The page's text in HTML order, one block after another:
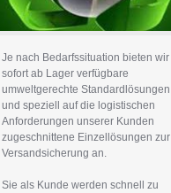
Je nach Bedarfssituation bieten wir
sofort ab Lager verfügbare
umweltgerechte Standardlösungen
und speziell auf die logistischen
Anforderungen unserer Kunden
zugeschnittene Einzellösungen zur
Versandsicherung an.
Sie als Kunde werden schnell zu